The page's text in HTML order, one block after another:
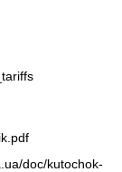
doc/kutochok-